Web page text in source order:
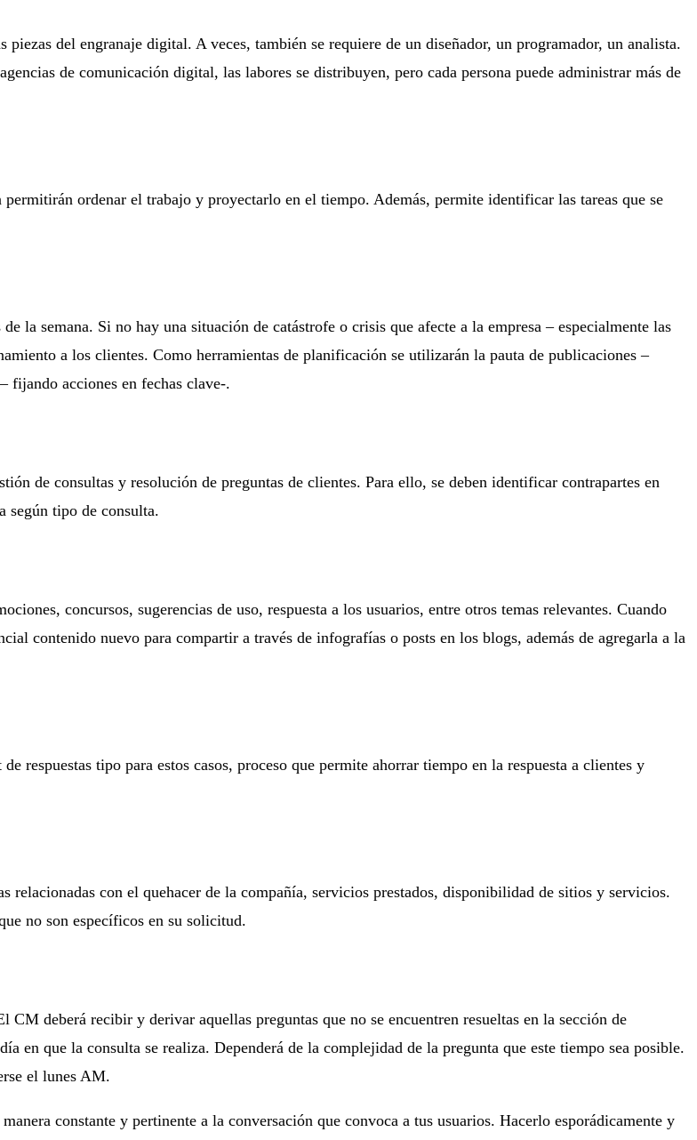
piezas del engranaje digital. A veces, también se requiere de un diseñador, un programador, un analista.
de comunicación digital, las labores se distribuyen, pero cada persona puede administrar más de
ordenar el trabajo y proyectarlo en el tiempo. Además, permite identificar las tareas que se
la semana. Si no hay una situación de catástrofe o crisis que afecte a la empresa – especialmente las
a los clientes. Como herramientas de planificación se utilizarán la pauta de publicaciones –
fijando acciones en fechas clave-.
de consultas y resolución de preguntas de clientes. Para ello, se deben identificar contrapartes en
según tipo de consulta.
concursos, sugerencias de uso, respuesta a los usuarios, entre otros temas relevantes. Cuando
contenido nuevo para compartir a través de infografías o posts en los blogs, además de agregarla a la
respuestas tipo para estos casos, proceso que permite ahorrar tiempo en la respuesta a clientes y
relacionadas con el quehacer de la compañía, servicios prestados, disponibilidad de sitios y servicios.
no son específicos en su solicitud.
deberá recibir y derivar aquellas preguntas que no se encuentren resueltas en la sección de
en que la consulta se realiza. Dependerá de la complejidad de la pregunta que este tiempo sea posible.
el lunes AM.
constante y pertinente a la conversación que convoca a tus usuarios. Hacerlo esporádicamente y